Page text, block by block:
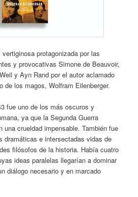
protagonizada por las
y provocativas Simone de Beauvoir,
y Ayn Rand por el autor aclamado
de los magos, Wolfram Eilenberger.
fue uno de los más oscuros y
ya que la Segunda Guerra
una crueldad impensable. También fue
dramáticas e intersectadas vidas de
filósofos de la historia. Había cuatro
ideas paralelas llegarían a dominar
diálogo necesario y en marcado